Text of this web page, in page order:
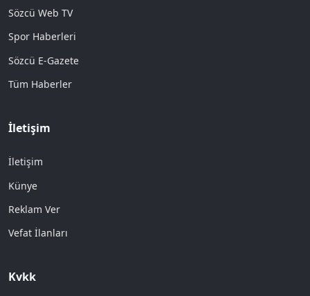
Sözcü Web TV
Spor Haberleri
Sözcü E-Gazete
Tüm Haberler
İletişim
İletişim
Künye
Reklam Ver
Vefat İlanları
Kvkk